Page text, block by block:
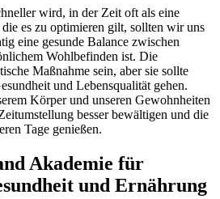
wird, in der Zeit oft als eine
es zu optimieren gilt, sollten wir uns
eine gesunde Balance zwischen
Wohlbefinden ist. Die
Maßnahme sein, aber sie sollte
und Lebensqualität gehen.
Körper und unseren Gewohnheiten
besser bewältigen und die
Tage genießen.
Akademie für
und Ernährung